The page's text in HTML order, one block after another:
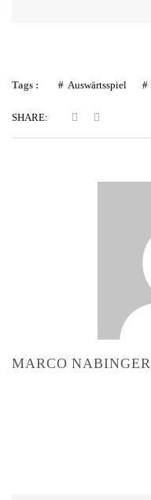
Tags : Auswärtsspiel
SHARE:
MARCO NABINGER